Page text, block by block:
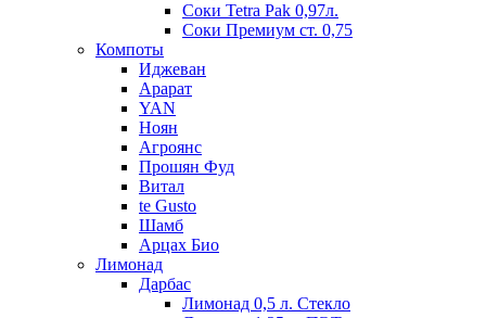
Соки Tetra Pak 0,97л.
Соки Премиум ст. 0,75
Компоты
Иджеван
Арарат
YAN
Ноян
Агроянс
Прошян Фуд
Витал
te Gusto
Шамб
Арцах Био
Лимонад
Дарбас
Лимонад 0,5 л. Стекло